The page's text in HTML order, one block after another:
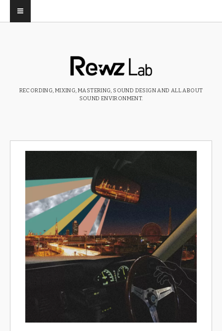
RECORDING, MIXING, MASTERING, SOUND DESIGN AND ALL ABOUT
SOUND ENVIRONMENT.